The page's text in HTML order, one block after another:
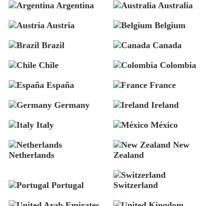
Argentina Australia
Austria Belgium
Brazil Canada
Chile Colombia
España France
Germany Ireland
Italy México
Netherlands
New
Zealand
Portugal Switzerland